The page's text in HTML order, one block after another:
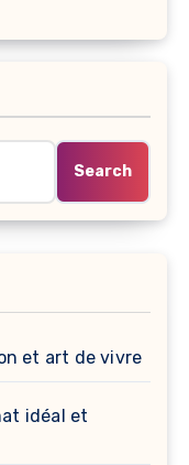
Search
et art de vivre
idéal et